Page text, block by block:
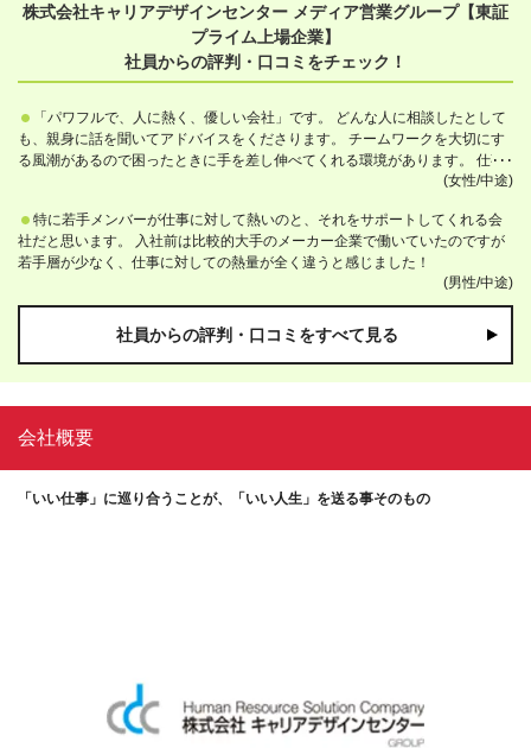
株式会社キャリアデザインセンター メディア営業グループ【東証
プライム上場企業】
社員からの評判・口コミをチェック！
「パワフルで、人に熱く、優しい会社」です。 どんな人に相談したとして
も、親身に話を聞いてアドバイスをくださります。 チームワークを大切にす
る風潮があるので困ったときに手を差し伸べてくれる環境があります。 仕事
熱心な人が多く、個性が豊かなので、良い刺激をもらえる環境だと思いま
(女性/中途)
特に若手メンバーが仕事に対して熱いのと、それをサポートしてくれる会
社だと思います。 入社前は比較的大手のメーカー企業で働いていたのですが
若手層が少なく、仕事に対しての熱量が全く違うと感じました！
(男性/中途)
社員からの評判・口コミをすべて見る
会社概要
「いい仕事」に巡り合うことが、「いい人生」を送る事そのもの